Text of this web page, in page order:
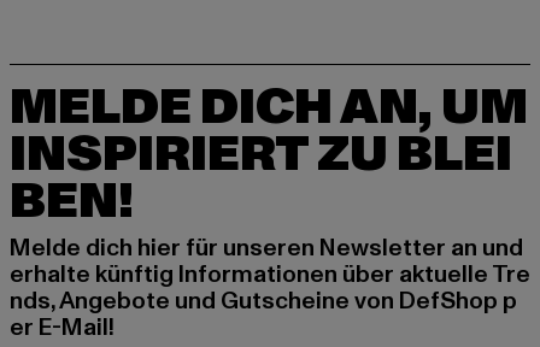
MELDE DICH AN, UM
INSPIRIERT ZU BLEI
BEN!
Melde dich hier für unseren Newsletter an und
erhalte künftig Informationen über aktuelle Tre
nds, Angebote und Gutscheine von DefShop p
er E-Mail!